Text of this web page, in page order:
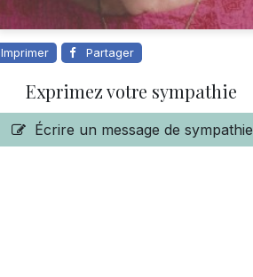
Imprimer Partager
Exprimez votre sympathie
Écrire un message de sympathie